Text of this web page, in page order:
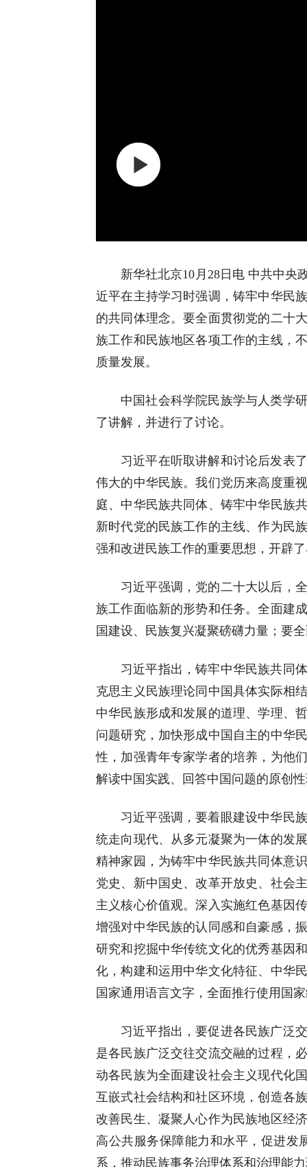
新华社北京10月28日电 中共中央
近平在主持学习时强调，铸牢中华民
的共同体理念。要全面贯彻党的二十
族工作和民族地区各项工作的主线，
质量发展。
中国社会科学院民族学与人类学
了讲解，并进行了讨论。
习近平在听取讲解和讨论后发表
伟大的中华民族。我们党历来高度重
庭、中华民族共同体、铸牢中华民族
新时代党的民族工作的主线、作为民
强和改进民族工作的重要思想，开辟
习近平强调，党的二十大以后，
族工作面临新的形势和任务。全面建
国建设、民族复兴凝聚磅礴力量；要
习近平指出，铸牢中华民族共同
克思主义民族理论同中国具体实际相
中华民族形成和发展的道理、学理、
问题研究，加快形成中国自主的中华
性，加强青年专家学者的培养，为他
解读中国实践、回答中国问题的原创
习近平强调，要着眼建设中华民
统走向现代、从多元凝聚为一体的发
精神家园，为铸牢中华民族共同体意
党史、新中国史、改革开放史、社会
主义核心价值观。深入实施红色基因
增强对中华民族的认同感和自豪感，
研究和挖掘中华传统文化的优秀基因
化，构建和运用中华文化特征、中华
国家通用语言文字，全面推行使用国
习近平指出，要促进各民族广泛
是各民族广泛交往交流交融的过程，
动各民族为全面建设社会主义现代化
互嵌式社会结构和社区环境，创造各
改善民生、凝聚人心作为民族地区经
高公共服务保障能力和水平，促进发
系，推动民族事务治理体系和治理能